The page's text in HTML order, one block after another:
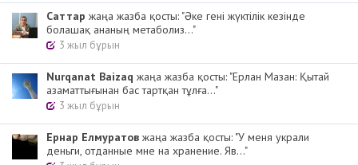
Cаттар жаңа жазба қосты: "Әке гені жүктілік кезінде
болашақ ананың метаболиз..."
3 жыл бұрын
Nurqanat Baizaq жаңа жазба қосты: "Ерлан Мазан: Қытай
азаматтығынан бас тартқан тұлға..."
3 жыл бұрын
Ернар Елмуратов жаңа жазба қосты: "У меня украли
деньги, отданные мне на хранение. Яв..."